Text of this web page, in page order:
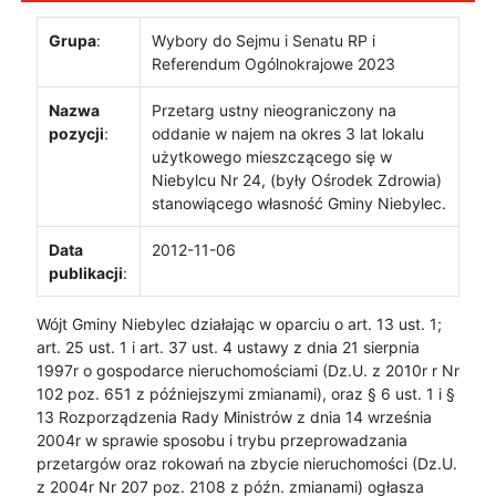
Grupa:
Wybory do Sejmu i Senatu RP i
Referendum Ogólnokrajowe 2023
Nazwa
pozycji:
Przetarg ustny nieograniczony na
oddanie w najem na okres 3 lat lokalu
użytkowego mieszczącego się w
Niebylcu Nr 24, (były Ośrodek Zdrowia)
stanowiącego własność Gminy Niebylec.
Data
publikacji:
2012-11-06
Wójt Gminy Niebylec działając w oparciu o art. 13 ust. 1;
art. 25 ust. 1 i art. 37 ust. 4 ustawy z dnia 21 sierpnia
1997r o gospodarce nieruchomościami (Dz.U. z 2010r r Nr
102 poz. 651 z późniejszymi zmianami), oraz § 6 ust. 1 i §
13 Rozporządzenia Rady Ministrów z dnia 14 września
2004r w sprawie sposobu i trybu przeprowadzania
przetargów oraz rokowań na zbycie nieruchomości (Dz.U.
z 2004r Nr 207 poz. 2108 z późn. zmianami) ogłasza